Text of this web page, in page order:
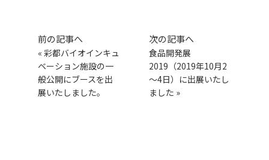
前の記事へ
«彩都バイオインキュ
ベーション施設の一
般公開にブースを出
展いたしました。
次の記事へ
食品開発展
2019（2019年10月2
～4日）に出展いたし
ました »